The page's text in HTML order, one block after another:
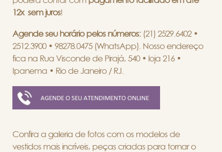
12x sem juros!
Agende seu horário pelos números: (21) 2529.6402 •
2512.3900 • 98278.0475 (WhatsApp). Nosso endereço
fica na Rua Visconde de Pirajá, 540 • loja 216 •
Ipanema • Rio de Janeiro / RJ.
Confira a galeria de fotos com os modelos de
vestidos mais incríveis, peças criadas para tornar o